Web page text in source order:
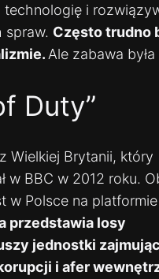
technologię i
spraw. Często trudno
Ale zabawa
Duty”
Wielkiej Brytanii, który
w BBC w 2012 roku.
w Polsce na
przedstawia losy
jednostki
i afer